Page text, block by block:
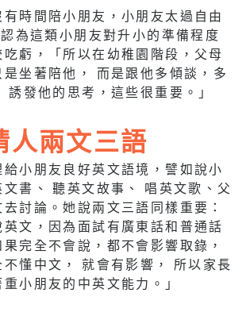
時間陪小朋友，小朋友太過自由
為這類小朋友對升小的準備程度
虧，「所以在幼稚園階段，父母
坐著陪他， 而是跟他多傾談，多
誘發他的思考，這些很重要。」
人兩文三語
小朋友良好英文語境，譬如說小
書、 聽英文故事、 唱英文歌、父
討論。她說兩文三語同樣重要：
英文，因為面試有廣東話和普通話
完全不會說，都不會影響取錄，
懂中文， 就會有影響， 所以家長
小朋友的中英文能力。」